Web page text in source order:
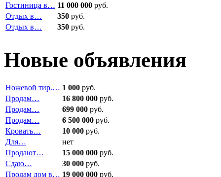
Гостиница в… 11 000 000 руб.
Отдых в…
350 руб.
Отдых в…
350 руб.
Новые объявления
Ножевой тир.… 1 000 руб.
Продам…
16 800 000 руб.
Продам…
699 000 руб.
Продам…
6 500 000 руб.
Кровать…
10 000 руб.
Для…
нет
Продают…
15 000 000 руб.
Сдаю…
30 000 руб.
Продам дом в… 19 000 000 руб.